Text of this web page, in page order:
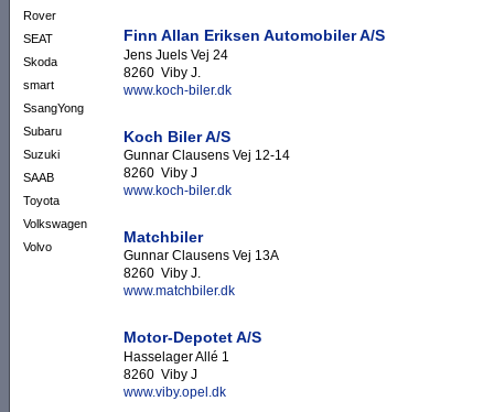
Rover
SEAT
Skoda
smart
SsangYong
Subaru
Suzuki
SAAB
Toyota
Volkswagen
Volvo
Finn Allan Eriksen Automobiler A/S
Jens Juels Vej 24
8260 Viby J.
www.koch-biler.dk
Koch Biler A/S
Gunnar Clausens Vej 12-14
8260 Viby J
www.koch-biler.dk
Matchbiler
Gunnar Clausens Vej 13A
8260 Viby J.
www.matchbiler.dk
Motor-Depotet A/S
Hasselager Allé 1
8260 Viby J
www.viby.opel.dk